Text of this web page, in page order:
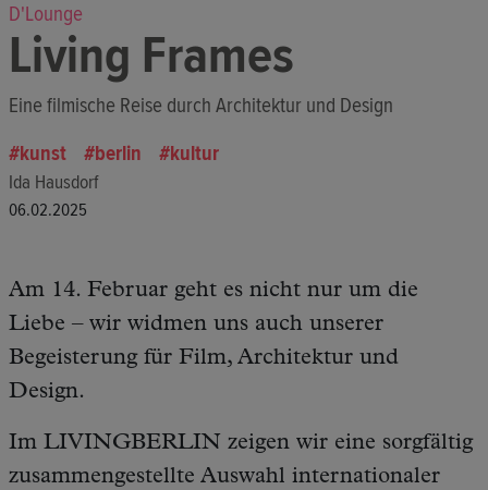
D'Lounge
Living Frames
Eine filmische Reise durch Architektur und Design
kunst
berlin kultur
Ida Hausdorf
06.02.2025
Am 14. Februar geht es nicht nur um die
Liebe – wir widmen uns auch unserer
Begeisterung für Film, Architektur und
Design.
Im LIVINGBERLIN zeigen wir eine sorgfältig
zusammengestellte Auswahl internationaler